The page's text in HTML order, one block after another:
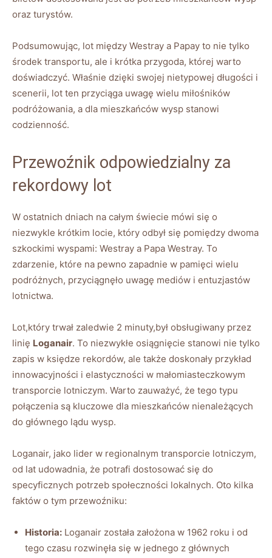
oraz turystów.
Podsumowując, lot między Westray a Papay to nie tylko
środek transportu, ale i krótka przygoda, której warto
doświadczyć. Właśnie dzięki swojej nietypowej długości i
scenerii, lot ten przyciąga uwagę wielu miłośników
podróżowania, a dla mieszkańców wysp stanowi
codzienność.
Przewoźnik odpowiedzialny za
rekordowy lot
W ostatnich dniach na całym świecie mówi się o
niezwykle krótkim locie, który odbył się pomiędzy dwoma
szkockimi wyspami: Westray a Papa Westray. To
zdarzenie, które na pewno zapadnie w pamięci wielu
podróżnych, przyciągnęło uwagę mediów i entuzjastów
lotnictwa.
Lot,który trwał zaledwie 2 minuty,był obsługiwany przez
linię Loganair. To niezwykłe osiągnięcie stanowi nie tylko
zapis w księdze rekordów, ale także doskonały przykład
innowacyjności i elastyczności w małomiasteczkowym
transporcie lotniczym. Warto zauważyć, że tego typu
połączenia są kluczowe dla mieszkańców nienależących
do głównego lądu wysp.
Loganair, jako lider w regionalnym transporcie lotniczym,
od lat udowadnia, że potrafi dostosować się do
specyficznych potrzeb społeczności lokalnych. Oto kilka
faktów o tym przewoźniku:
Historia: Loganair została założona w 1962 roku i od
tego czasu rozwinęła się w jednego z głównych